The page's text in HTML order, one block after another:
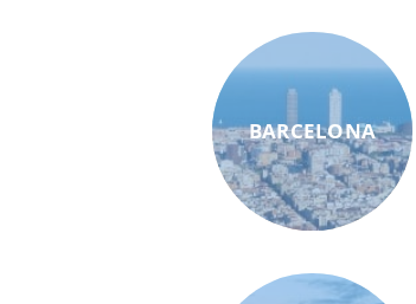
BARCELONA